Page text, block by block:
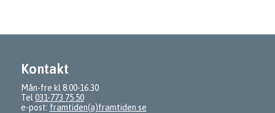
Kontakt
Mån-fre kl 8.00-16.30
Tel 031-773 75 50
e-post: framtiden(a)framtiden.se